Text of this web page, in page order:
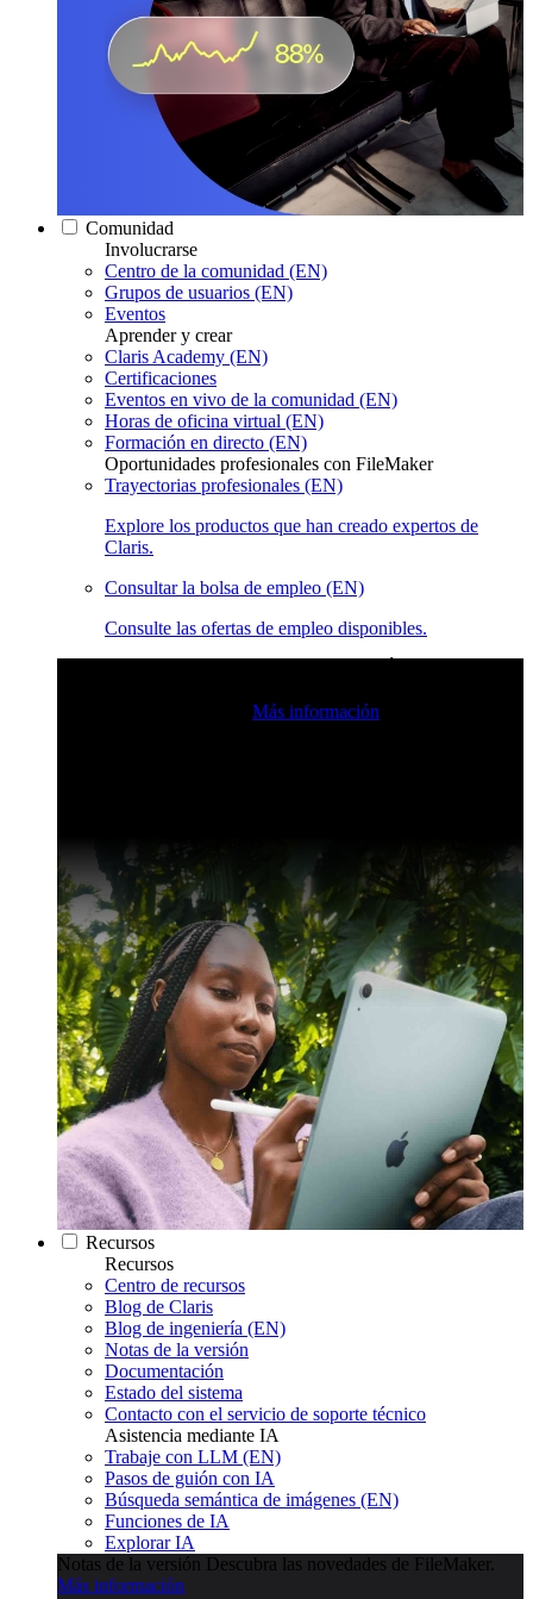
Comunidad
Involucrarse
Centro de la comunidad (EN)
Grupos de usuarios (EN)
Eventos
Aprender y crear
Claris Academy (EN)
Certificaciones
Eventos en vivo de la comunidad (EN)
Horas de oficina virtual (EN)
Formación en directo (EN)
Oportunidades profesionales con FileMaker
Trayectorias profesionales (EN)
Explore los productos que han creado expertos de
Claris.
Consultar la bolsa de empleo (EN)
Consulte las ofertas de empleo disponibles.
Más información
Recursos
Recursos
Centro de recursos
Blog de Claris
Blog de ingeniería (EN)
Notas de la versión
Documentación
Estado del sistema
Contacto con el servicio de soporte técnico
Asistencia mediante IA
Trabaje con LLM (EN)
Pasos de guión con IA
Búsqueda semántica de imágenes (EN)
Funciones de IA
Explorar IA
Notas de la versión Descubra las novedades de FileMaker.
Más información